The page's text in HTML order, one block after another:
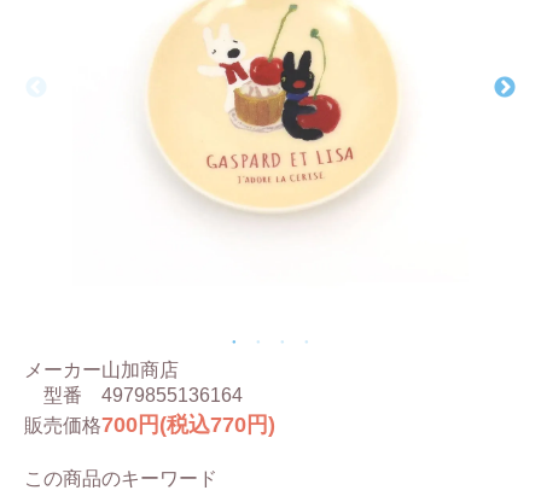
メーカー山加商店
型番
4979855136164
販売価格700円(税込770円)
この商品のキーワード